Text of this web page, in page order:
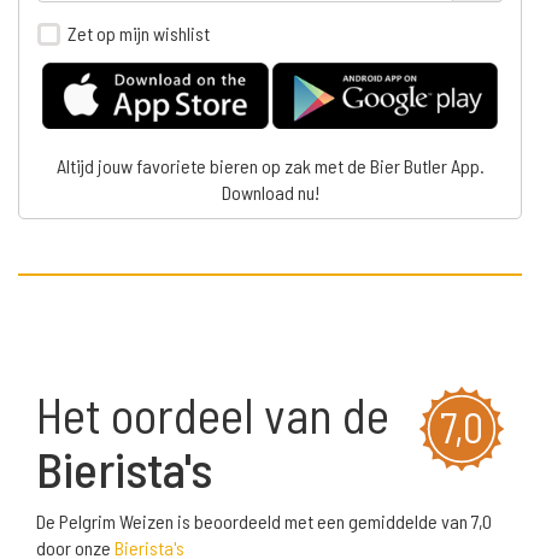
Zet op mijn wishlist
Altijd jouw favoriete bieren op zak met de Bier Butler App.
Download nu!
7,0
Het oordeel van de
Bierista's
De Pelgrim Weizen is beoordeeld met een gemiddelde van 7,0
door onze Bierista's